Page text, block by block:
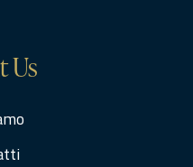
Us